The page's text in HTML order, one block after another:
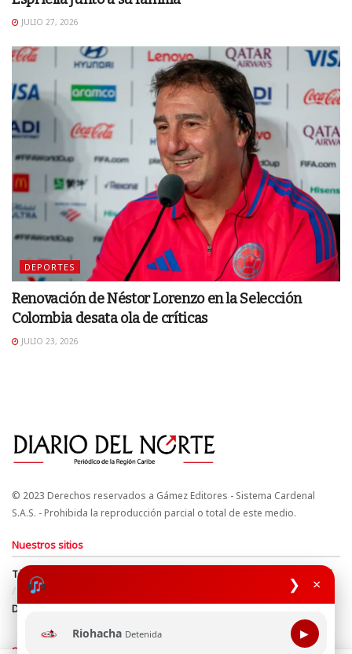
❯ ×
Riohacha Detenida ▶
JULIO 27, 2026
DEPORTES
Renovación de Néstor Lorenzo en la Selección
Colombia desata ola de críticas
JULIO 23, 2026
© 2023 Derechos reservados a Gámez Editores - Sistema Cardenal
S.A.S. - Prohibida la reproducción parcial o total de este medio.
Nuestros sitios
Términos y Condiciones
Derechos de Autor y Propiedad Intelectual
Política de uso de cookies
Política de Tratamiento de Datos
Directrices Editoriales
Síguenos